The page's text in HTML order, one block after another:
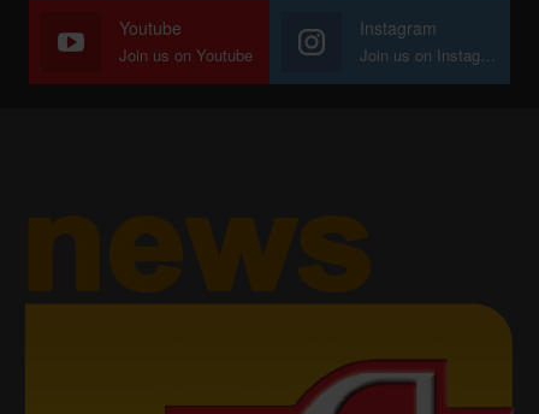
Youtube
Join us on Youtube
Instagram
Join us on Instagram